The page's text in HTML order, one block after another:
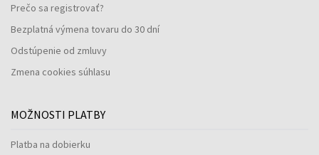
Prečo sa registrovať?
Bezplatná výmena tovaru do 30 dní
Odstúpenie od zmluvy
Zmena cookies súhlasu
MOŽNOSTI PLATBY
Platba na dobierku